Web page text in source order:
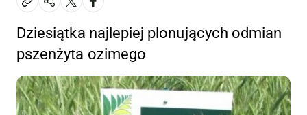
Dziesiątka najlepiej plonujących odmian
pszenżyta ozimego